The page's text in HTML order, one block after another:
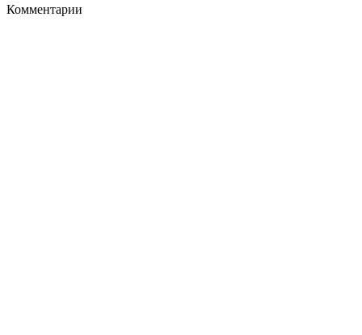
Комментарии